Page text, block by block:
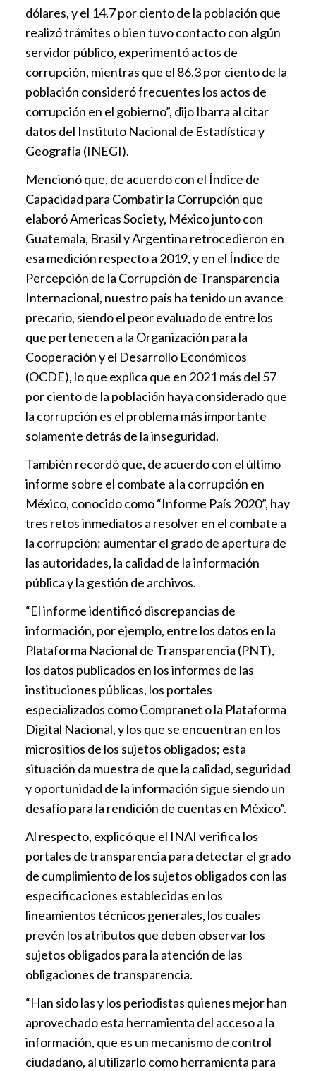
dólares, y el 14.7 por ciento de la población que
realizó trámites o bien tuvo contacto con algún
servidor público, experimentó actos de
corrupción, mientras que el 86.3 por ciento de la
población consideró frecuentes los actos de
corrupción en el gobierno”, dijo Ibarra al citar
datos del Instituto Nacional de Estadística y
Geografía (INEGI).
Mencionó que, de acuerdo con el Índice de
Capacidad para Combatir la Corrupción que
elaboró Americas Society, México junto con
Guatemala, Brasil y Argentina retrocedieron en
esa medición respecto a 2019, y en el Índice de
Percepción de la Corrupción de Transparencia
Internacional, nuestro país ha tenido un avance
precario, siendo el peor evaluado de entre los
que pertenecen a la Organización para la
Cooperación y el Desarrollo Económicos
(OCDE), lo que explica que en 2021 más del 57
por ciento de la población haya considerado que
la corrupción es el problema más importante
solamente detrás de la inseguridad.
También recordó que, de acuerdo con el último
informe sobre el combate a la corrupción en
México, conocido como “Informe País 2020”, hay
tres retos inmediatos a resolver en el combate a
la corrupción: aumentar el grado de apertura de
las autoridades, la calidad de la información
pública y la gestión de archivos.
“El informe identificó discrepancias de
información, por ejemplo, entre los datos en la
Plataforma Nacional de Transparencia (PNT),
los datos publicados en los informes de las
instituciones públicas, los portales
especializados como Compranet o la Plataforma
Digital Nacional, y los que se encuentran en los
micrositios de los sujetos obligados; esta
situación da muestra de que la calidad, seguridad
y oportunidad de la información sigue siendo un
desafío para la rendición de cuentas en México”.
Al respecto, explicó que el INAI verifica los
portales de transparencia para detectar el grado
de cumplimiento de los sujetos obligados con las
especificaciones establecidas en los
lineamientos técnicos generales, los cuales
prevén los atributos que deben observar los
sujetos obligados para la atención de las
obligaciones de transparencia.
“Han sido las y los periodistas quienes mejor han
aprovechado esta herramienta del acceso a la
información, que es un mecanismo de control
ciudadano, al utilizarlo como herramienta para